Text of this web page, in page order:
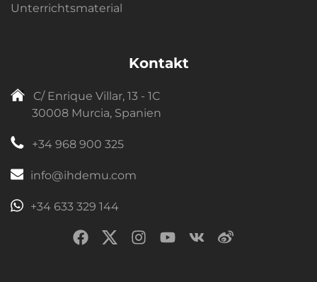
Unterrichtsmaterial
Kontakt
C/ Enrique Villar, 13 - 1C
30008 Murcia, Spanien
+34 968 900 325
info@ihdemu.com
+34 633 329 144